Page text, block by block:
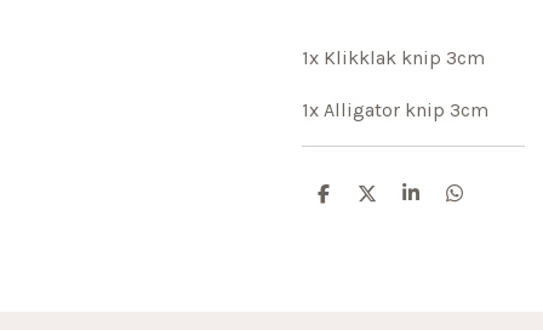
1x Klikklak knip 3cm
1x Alligator knip 3cm
D
D
S
D